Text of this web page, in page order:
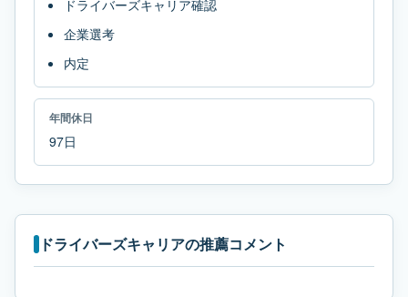
ドライバーズキャリア確認
企業選考
内定
年間休日
97日
ドライバーズキャリアの推薦コメント